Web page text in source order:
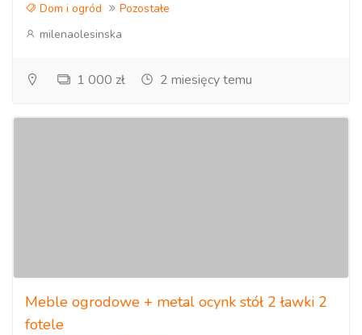
Dom i ogród
Pozostałe
milenaolesinska
1 000 zł 2 miesięcy temu
Meble ogrodowe + metal ocynk stół 2 ławki 2
fotele